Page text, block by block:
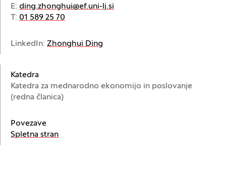
E: ding.zhonghui@ef.uni-lj.si
T: 01 589 25 70
LinkedIn: Zhonghui Ding
Katedra
Katedra za mednarodno ekonomijo in poslovanje
(redna članica)
Povezave
Spletna stran(Odpre se v novem oknu)